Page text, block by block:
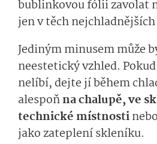
bublinkovou fólii zavolat
jen v těch
Jediným minusem může
neestetický vzhled.
nelíbí, dejte jíběhem
alespoňna chalupě,ve
technické mís­tnostinebo
jako zateplení skleníku.